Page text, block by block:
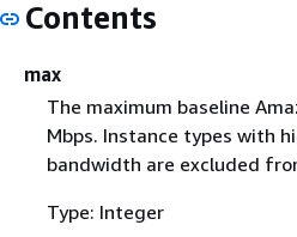
Contents
max
The maximum baseline
Mbps. Instance types with
bandwidth are excluded
Type: Integer